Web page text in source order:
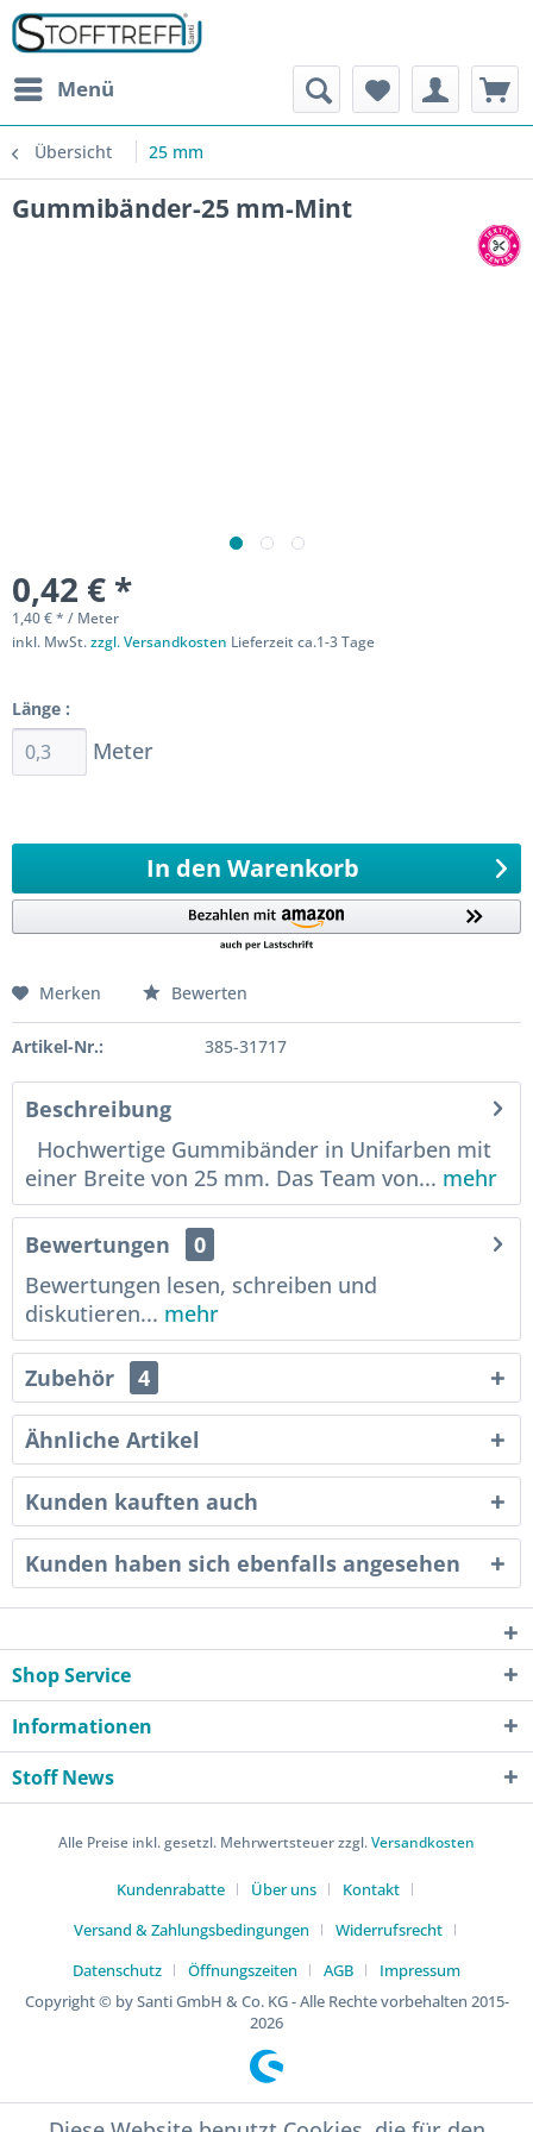
Menü
Übersicht 25 mm
Gummibänder-25 mm-Mint
0,42 € *
1,40 € * / Meter
inkl. MwSt.zzgl. Versandkosten Lieferzeit ca.1-3 Tage
Länge :
Meter
In den Warenkorb
Merken Bewerten
Artikel-Nr.: 385-31717
Beschreibung
Hochwertige Gummibänder in Unifarben mit
einer Breite von 25 mm. Das Team von... mehr
Bewertungen
0
Bewertungen lesen, schreiben und
diskutieren... mehr
Zubehör 4
Ähnliche Artikel
Kunden kauften auch
Kunden haben sich ebenfalls angesehen
Shop Service
Informationen
Stoff News
Alle Preise inkl. gesetzl. Mehrwertsteuer zzgl.Versandkosten
Kundenrabatte Über uns
Kontakt
Versand & Zahlungsbedingungen
Widerrufsrecht
Datenschutz
Öffnungszeiten AGB
Impressum
Copyright © by Santi GmbH & Co. KG - Alle Rechte vorbehalten 2015-
2026